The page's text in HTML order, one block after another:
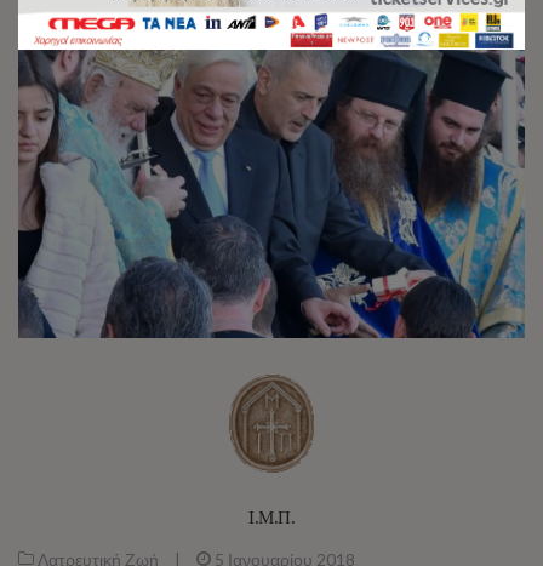
Ι.Μ.Π.
Λατρευτική Ζωή | 5 Ιανουαρίου 2018